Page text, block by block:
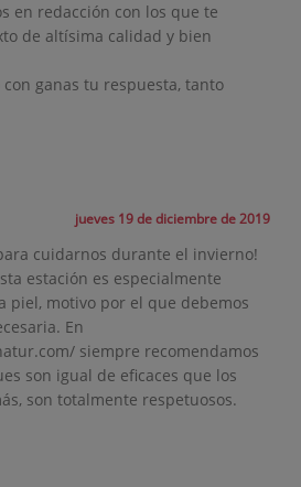
en redacción con los que te
de altísima calidad y bien
con ganas tu respuesta, tanto
jueves 19 de diciembre de 2019
cuidarnos durante el invierno!
estación es especialmente
piel, motivo por el que debemos
En
siempre recomendamos
son igual de eficaces que los
son totalmente respetuosos.